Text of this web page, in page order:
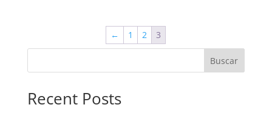
← 1 2 3
Buscar
Recent Posts